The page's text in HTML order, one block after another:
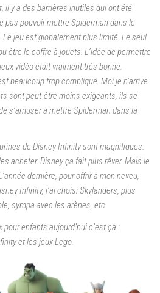
il y a des barrières inutiles qui ont été
pas pouvoir mettre Spiderman dans le
Le jeu est globalement plus limité. Le seul
être le coffre à jouets. L’idée de permettre
vidéo était vraiment très bonne.
beaucoup trop compliqué. Moi je n’arrive
sont peut-être moins exigeants, ils se
s’amuser à mettre Spiderman dans la
de Disney Infinity sont magnifiques.
acheter. Disney ça fait plus rêver. Mais le
dernière, pour offrir à mon neveu,
Infinity, j’ai choisi Skylanders, plus
sympa avec les arènes, etc.
enfants aujourd’hui c’est ça :
et les jeux Lego.